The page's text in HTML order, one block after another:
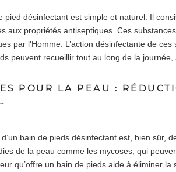
pied désinfectant est simple et naturel. Il
aux propriétés antiseptiques. Ces
par l’Homme. L’action désinfectante de
peuvent recueillir tout au long de la
POUR LA PEAU :
bain de pieds désinfectant est, bien sûr,
de la peau comme les mycoses, qui
qu’offre un bain de pieds aide à éliminer